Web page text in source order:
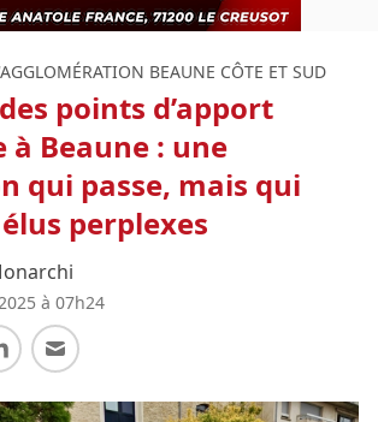
BEAUNE CÔTE ET SUD
points d’apport
Beaune : une
qui passe, mais qui
perplexes
à 07h24
sur Twittersur LinkedIn
Partager par E-mail